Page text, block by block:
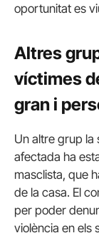
oportunitat es
Altres
víctimes
gran i
Un altre grup la
afectada ha
masclista, que
de la casa. El
per poder
violència en els